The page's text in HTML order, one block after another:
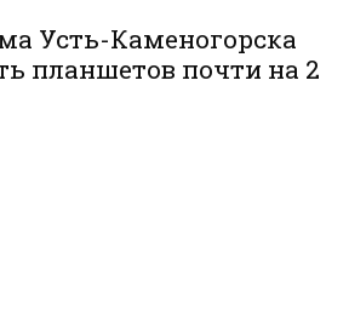
Усть-Каменогорска
планшетов почти на 2